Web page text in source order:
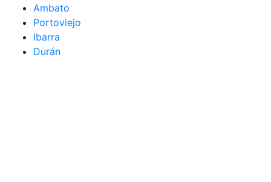
Ambato
Portoviejo
Ibarra
Durán